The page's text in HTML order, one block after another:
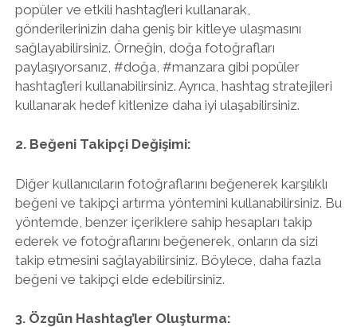
popüler ve etkili hashtag’leri kullanarak,
gönderilerinizin daha geniş bir kitleye ulaşmasını
sağlayabilirsiniz. Örneğin, doğa fotoğrafları
paylaşıyorsanız, #doğa, #manzara gibi popüler
hashtag’leri kullanabilirsiniz. Ayrıca, hashtag stratejileri
kullanarak hedef kitlenize daha iyi ulaşabilirsiniz.
2. Beğeni Takipçi Değişimi:
Diğer kullanıcıların fotoğraflarını beğenerek karşılıklı
beğeni ve takipçi artırma yöntemini kullanabilirsiniz. Bu
yöntemde, benzer içeriklere sahip hesapları takip
ederek ve fotoğraflarını beğenerek, onların da sizi
takip etmesini sağlayabilirsiniz. Böylece, daha fazla
beğeni ve takipçi elde edebilirsiniz.
3. Özgün Hashtag’ler Oluşturma: